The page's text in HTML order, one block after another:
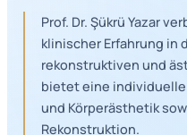
Prof. Dr. Şükrü Yazar
klinischer Erfahrung in
rekonstruktiven und
bietet eine
und Körperästhetik
Rekonstruktion.